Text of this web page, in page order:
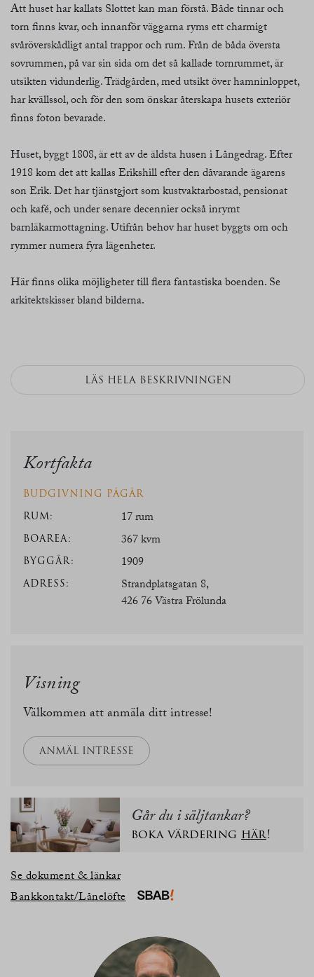
Att huset har kallats Slottet kan man förstå. Både tinnar och
torn finns kvar, och innanför väggarna ryms ett charmigt
svåröverskådligt antal trappor och rum. Från de båda översta
sovrummen, på var sin sida om det så kallade tornrummet, är
utsikten vidunderlig. Trädgården, med utsikt över hamninloppet,
har kvällssol, och för den som önskar återskapa husets exteriör
finns foton bevarade.
Huset, byggt 1808, är ett av de äldsta husen i Långedrag. Efter
1918 kom det att kallas Erikshill efter den dåvarande ägarens
son Erik. Det har tjänstgjort som kustvaktarbostad, pensionat
och kafé, och under senare decennier också inrymt
barnläkarmottagning. Utifrån behov har huset byggts om och
rymmer numera fyra lägenheter.
Här finns olika möjligheter till flera fantastiska boenden. Se
arkitektskisser bland bilderna.
LÄS HELA BESKRIVNINGEN
Kortfakta
BUDGIVNING PÅGÅR
RUM:
17 rum
BOAREA: 367 kvm
BYGGÅR: 1909
ADRESS:
Strandplatsgatan 8,
426 76 Västra Frölunda
Visning
Välkommen att anmäla ditt intresse!
ANMÄL INTRESSE
Går du i säljtankar?
boka värdering här!
Se dokument & länkar
Bankkontakt/Lånelöfte